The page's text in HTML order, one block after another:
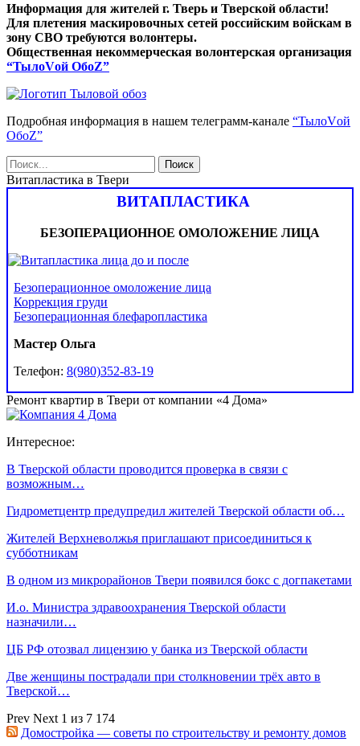
Информация для жителей г. Тверь и Тверской области!
Для плетения маскировочных сетей российским войскам в
зону СВО требуются волонтеры.
Общественная некоммерческая волонтерская организация
“ТылоVой ОбоZ”
Подробная информация в нашем телеграмм-канале “ТылоVой
ОбоZ”
Витапластика в Твери
ВИТАПЛАСТИКА
БЕЗОПЕРАЦИОННОЕ ОМОЛОЖЕНИЕ ЛИЦА
Безоперационное омоложение лица
Коррекция груди
Безоперационная блефаропластика
Мастер Ольга
Телефон: 8(980)352-83-19
Ремонт квартир в Твери от компании «4 Дома»
Интересное:
В Тверской области проводится проверка в связи с
возможным…
Гидрометцентр предупредил жителей Тверской области об…
Жителей Верхневолжья приглашают присоединиться к
субботникам
В одном из микрорайонов Твери появился бокс с догпакетами
И.о. Министра здравоохранения Тверской области
назначили…
ЦБ РФ отозвал лицензию у банка из Тверской области
Две женщины пострадали при столкновении трёх авто в
Тверской…
Prev Next 1 из 7 174
Домостройка — советы по строительству и ремонту домов